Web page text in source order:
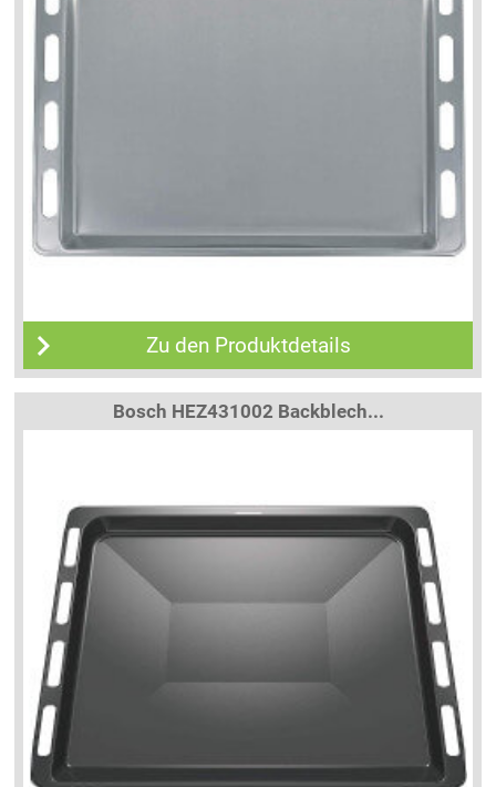
Zu den Produktdetails
Bosch HEZ431002 Backblech...